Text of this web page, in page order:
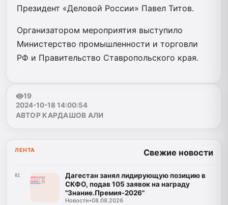
Президент «Деловой России» Павел Титов.
Организатором мероприятия выступило
Министерство промышленности и торговли
РФ и Правительство Ставропольского края.
19
2024-10-18 14:00:54
АВТОР КАРДАШОВ АЛИ
ЛЕНТА Свежие новости
01
Дагестан занял лидирующую позицию в
СКФО, подав 105 заявок на награду
"Знание.Премия-2026"
Новости•08.08.2026